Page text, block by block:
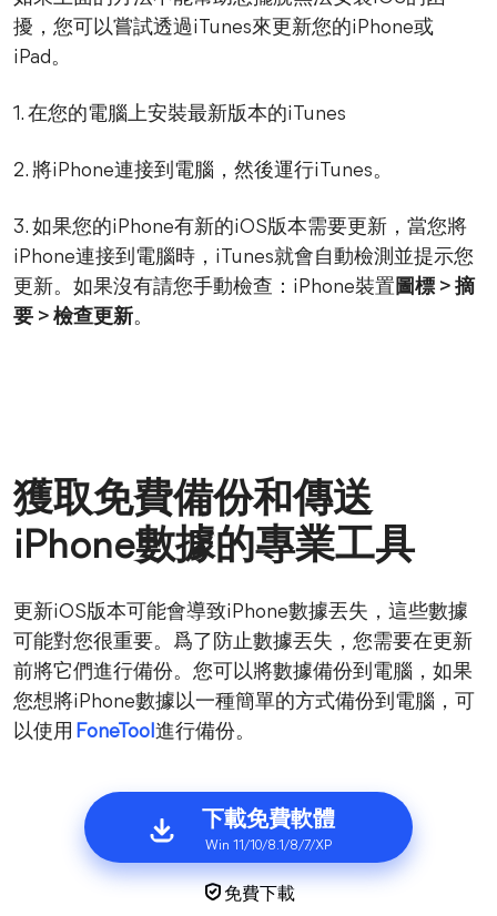
擾，您可以嘗試透過iTunes來更新您的iPhone或
iPad。
1. 在您的電腦上安裝最新版本的iTunes
2. 將iPhone連接到電腦，然後運行iTunes。
3. 如果您的iPhone有新的iOS版本需要更新，當您將
iPhone連接到電腦時，iTunes就會自動檢測並提示您
更新。如果沒有請您手動檢查：iPhone裝置 圖標 > 摘
要 > 檢查更新。
獲取免費備份和傳送
iPhone數據的專業工具
更新iOS版本可能會導致iPhone數據丟失，這些數據
可能對您很重要。爲了防止數據丟失，您需要在更新
前將它們進行備份。您可以將數據備份到電腦，如果
您想將iPhone數據以一種簡單的方式備份到電腦，可
以使用 FoneTool進行備份。
下載免費軟體
Win 11/10/8.1/8/7/XP
免費下載